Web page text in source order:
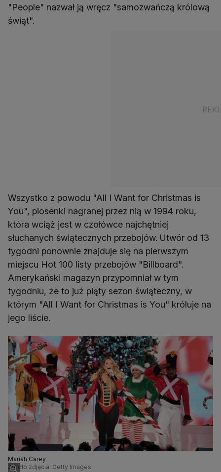
"People" nazwał ją wręcz "samozwańczą królową
świąt".
Wszystko z powodu "All I Want for Christmas is
You", piosenki nagranej przez nią w 1994 roku,
która wciąż jest w czołówce najchętniej
słuchanych świątecznych przebojów. Utwór od 13
tygodni ponownie znajduje się na pierwszym
miejscu Hot 100 listy przebojów "Billboard".
Amerykański magazyn przypomniał w tym
tygodniu, że to już piąty sezon świąteczny, w
którym "All I Want for Christmas is You" króluje na
jego liście.
Mariah Carey
Źródło zdjęcia: Getty Images